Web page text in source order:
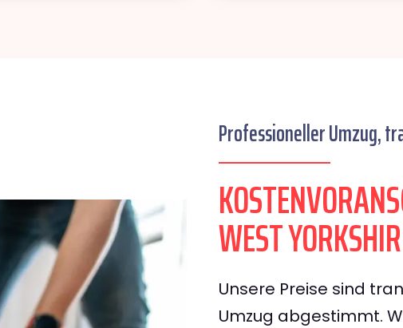
Professioneller Umzug,
WEST
Unsere Preise sind
Umzug abgestimmt.